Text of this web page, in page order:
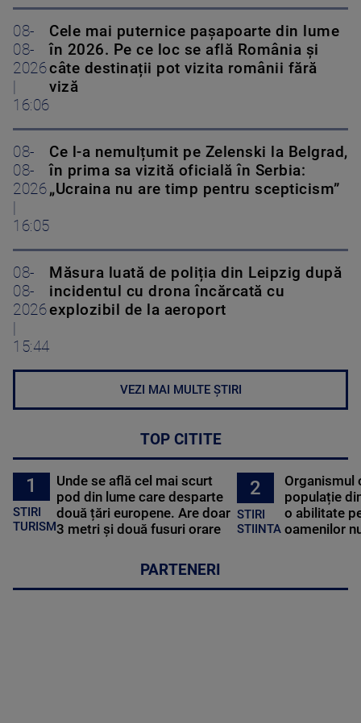
08-
08-
2026
16:06
Cele mai puternice pașapoarte din lume
în 2026. Pe ce loc se află România și
câte destinații pot vizita românii fără
viză
08-
08-
2026
16:05
Ce l-a nemulțumit pe Zelenski la Belgrad,
în prima sa vizită oficială în Serbia:
„Ucraina nu are timp pentru scepticism”
08-
08-
2026
15:44
Măsura luată de poliția din Leipzig după
incidentul cu drona încărcată cu
explozibil de la aeroport
VEZI MAI MULTE ȘTIRI
TOP CITITE
1
STIRI
TURISM
Unde se află cel mai scurt
pod din lume care desparte
două țări europene. Are doar
3 metri și două fusuri orare
2
STIRI
STIINTA
Organismul
populație
o abilitate
oamenilor
PARTENERI